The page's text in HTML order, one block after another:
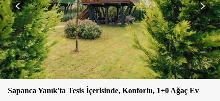
Sapanca Yanık'ta Tesis İçerisinde, Konforlu, 1+0 Ağaç Ev